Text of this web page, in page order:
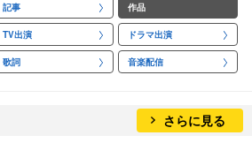
記事 作品
TV出演 ドラマ出演
歌詞 音楽配信
さらに見る